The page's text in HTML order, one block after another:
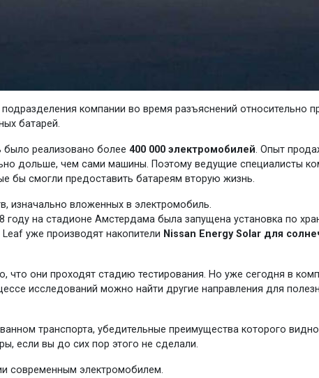
компании во время разъяснений относительно
батарей.
реализовано более 400 000 электромобилей. Опыт
дольше, чем сами машины. Поэтому ведущие специалисты
бы смогли предоставить батареям вторую жизнь.
изначально вложенных в электромобиль.
на стадионе Амстердама была запущена установка по
уже производят накопители Nissan Energy Solar для
что они проходят стадию тестирования. Но уже сегодня в
исследований можно найти другие направления для
транспорта, убедительные преимущества которого
если вы до сих пор этого не сделали.
современным электромобилем.